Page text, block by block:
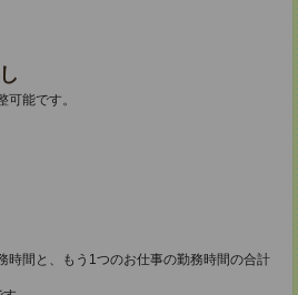
能です。
時間と、もう1つのお仕事の勤務時間の合計